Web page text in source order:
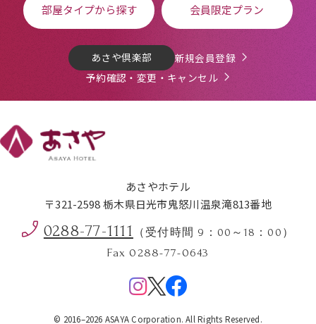
部屋タイプから探す 会員限定プラン
あさや倶楽部
新規会員登録
予約確認・変更・キャンセル
あさやホテル
〒321-2598 栃木県日光市鬼怒川温泉滝813番地
0288-77-1111 （受付時間 9：00～18：00）
Fax 0288-77-0643
© 2016–2026 ASAYA Corporation. All Rights Reserved.